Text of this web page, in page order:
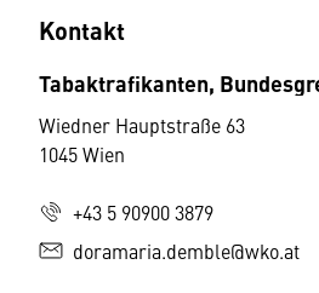
Kontakt
Tabaktrafikanten,
Wiedner Hauptstraße 63
1045 Wien
+43 5 90900 3879
doramaria.demble@wko.at